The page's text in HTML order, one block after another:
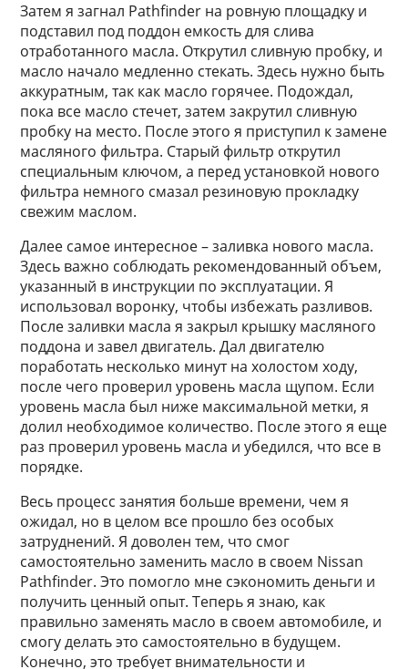
Затем я загнал Pathfinder на ровную площадку и
подставил под поддон емкость для слива
отработанного масла. Открутил сливную пробку, и
масло начало медленно стекать. Здесь нужно быть
аккуратным, так как масло горячее. Подождал,
пока все масло стечет, затем закрутил сливную
пробку на место. После этого я приступил к замене
масляного фильтра. Старый фильтр открутил
специальным ключом, а перед установкой нового
фильтра немного смазал резиновую прокладку
свежим маслом.
Далее самое интересное – заливка нового масла.
Здесь важно соблюдать рекомендованный объем,
указанный в инструкции по эксплуатации. Я
использовал воронку, чтобы избежать разливов.
После заливки масла я закрыл крышку масляного
поддона и завел двигатель. Дал двигателю
поработать несколько минут на холостом ходу,
после чего проверил уровень масла щупом. Если
уровень масла был ниже максимальной метки, я
долил необходимое количество. После этого я еще
раз проверил уровень масла и убедился, что все в
порядке.
Весь процесс занятия больше времени, чем я
ожидал, но в целом все прошло без особых
затруднений. Я доволен тем, что смог
самостоятельно заменить масло в своем Nissan
Pathfinder. Это помогло мне сэкономить деньги и
получить ценный опыт. Теперь я знаю, как
правильно заменять масло в своем автомобиле, и
смогу делать это самостоятельно в будущем.
Конечно, это требует внимательности и